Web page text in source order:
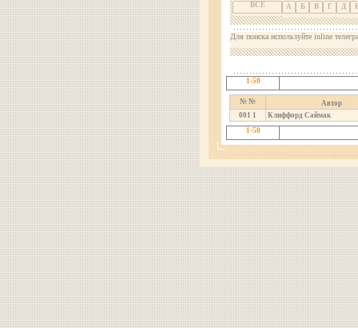
ВСЕ А Б В Г Д
Для поиска используйте inline
1-50
№ №
Автор
001 1
Клиффорд Саймак
1-50